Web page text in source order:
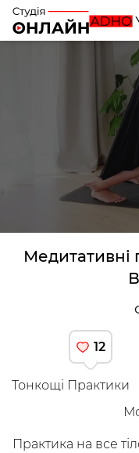
Класи
Курси
Медитативні
12
Тонкощі Практики
Практика на все